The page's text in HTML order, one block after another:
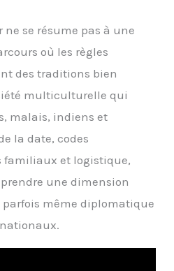
ne se résume pas à une
où les règles
des traditions bien
multiculturelle qui
malais, indiens et
la date, codes
familiaux et logistique,
une dimension
même diplomatique